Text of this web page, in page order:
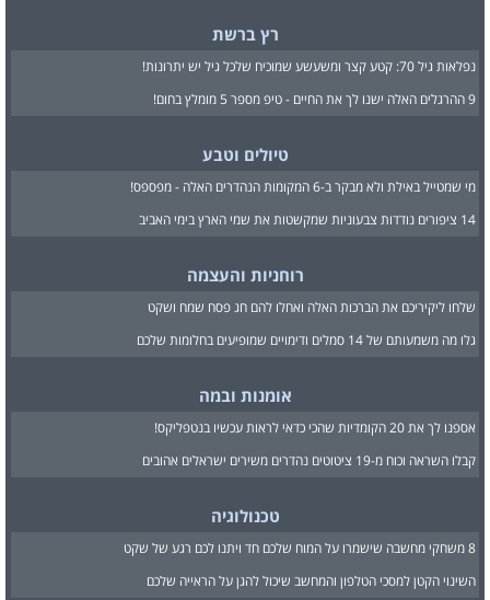
רץ ברשת
נפלאות גיל 70: קטע קצר ומשעשע שמוכיח שלכל גיל יש יתרונות!
9 ההרגלים האלה ישנו לך את החיים - טיפ מספר 5 מומלץ בחום!
טיולים וטבע
מי שמטייל באילת ולא מבקר ב-6 המקומות הנהדרים האלה - מפספס!
14 ציפורים נודדות צבעוניות שמקשטות את שמי הארץ בימי האביב
רוחניות והעצמה
שלחו ליקיריכם את הברכות האלה ואחלו להם חג פסח שמח ושקט
גלו מה משמעותם של 14 סמלים ודימויים שמופיעים בחלומות שלכם
אומנות ובמה
אספנו לך את 20 הקומדיות שהכי כדאי לראות עכשיו בנטפליקס!
קבלו השראה וכוח מ-19 ציטוטים נהדרים משירים ישראלים אהובים
טכנולוגיה
8 משחקי מחשבה שישמרו על המוח שלכם חד ויתנו לכם רגע של שקט
השינוי הקטן למסכי הטלפון והמחשב שיכול להגן על הראייה שלכם